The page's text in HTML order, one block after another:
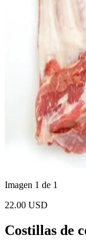
Imagen 1 de 1
22.00 USD
Costillas de